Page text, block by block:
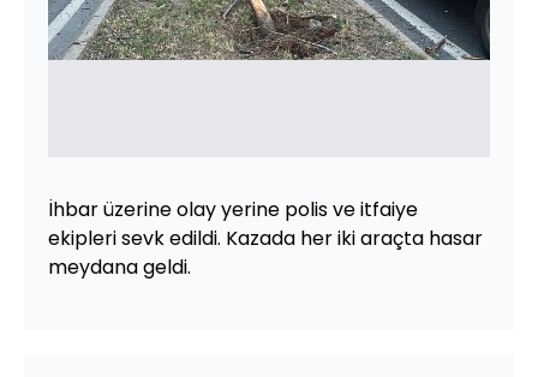
İhbar üzerine olay yerine polis ve itfaiye
ekipleri sevk edildi. Kazada her iki araçta hasar
meydana geldi.